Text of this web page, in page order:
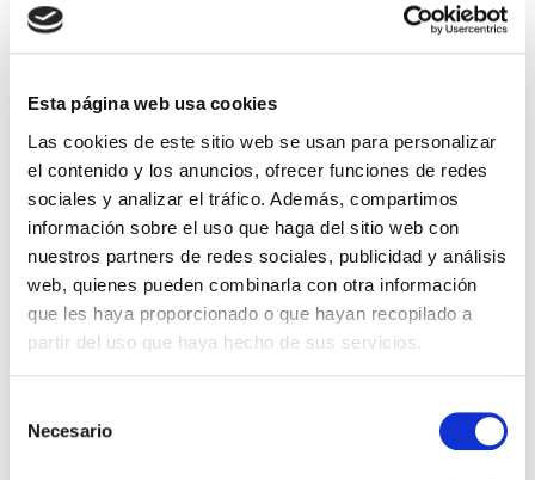
Esta página web usa cookies
Las cookies de este sitio web se usan para personalizar
el contenido y los anuncios, ofrecer funciones de redes
sociales y analizar el tráfico. Además, compartimos
información sobre el uso que haga del sitio web con
nuestros partners de redes sociales, publicidad y análisis
web, quienes pueden combinarla con otra información
que les haya proporcionado o que hayan recopilado a
partir del uso que haya hecho de sus servicios.
Necesario
OPTOEL 2025 Terrassa 2-4 Julio
OPTOEL 2025. Terrassa 2-4 de Julio
congreso